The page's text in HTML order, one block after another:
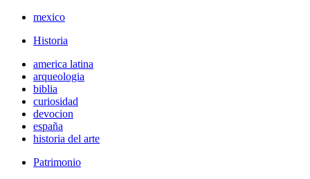
mexico
Historia
america latina
arqueologia
biblia
curiosidad
devocion
españa
historia del arte
Patrimonio